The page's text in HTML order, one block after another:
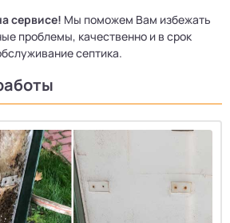
сервисе! Мы поможем Вам избежать
проблемы, качественно и в срок
септика.